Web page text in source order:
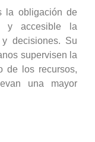
la obligación de
y accesible la
decisiones. Su
supervisen la
de los recursos,
una mayor